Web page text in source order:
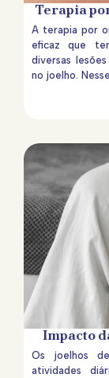
Terapia
A terapia por
eficaz que
diversas
no joelho.
Impacto
Os joelhos
atividades